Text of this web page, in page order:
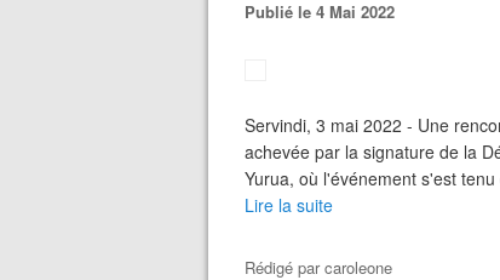
Publié le 4 Mai 2022
Servindi, 3 mai 2022 - Une
achevée par la signature de la
Yurua, où l'événement s'est
Lire la suite
Rédigé parcaroleone